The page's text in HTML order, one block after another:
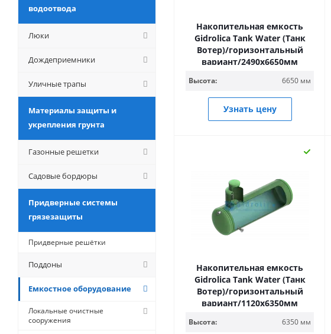
Накопительная емкость
Gidrolica Tank Water (Танк
Вотер)/горизонтальный
вариант/2490х6650мм
Высота: 6650 мм
Узнать цену
Накопительная емкость
Gidrolica Tank Water (Танк
Вотер)/горизонтальный
вариант/1120х6350мм
Высота: 6350 мм
водоотвода
Люки
Дождеприемники
Уличные трапы
Материалы защиты и
укрепления грунта
Газонные решетки
Садовые бордюры
Придверные системы
грязезащиты
Придверные решётки
Поддоны
Емкостное оборудование
Локальные очистные
сооружения